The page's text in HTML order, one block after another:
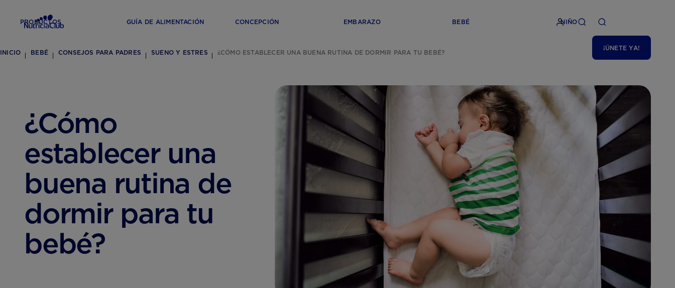
¡ÚNETE YA!
PRODUCTOS GUÍA DE ALIMENTACIÓN CONCEPCIÓN EMBARAZO BEBÉ NIÑO
INICIO BEBÉ CONSEJOS PARA PADRES SUENO Y ESTRES ¿CÓMO ESTABLECER UNA BUENA RUTINA DE DORMIR PARA TU BEBÉ?
¿Cómo
establecer una
buena rutina de
dormir para tu
bebé?